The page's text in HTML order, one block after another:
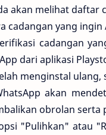
akan melihat daftar
cadangan yang
cadangan
dari aplikasi
menginstal
akan
obrolan serta
"Pulihkan" atau